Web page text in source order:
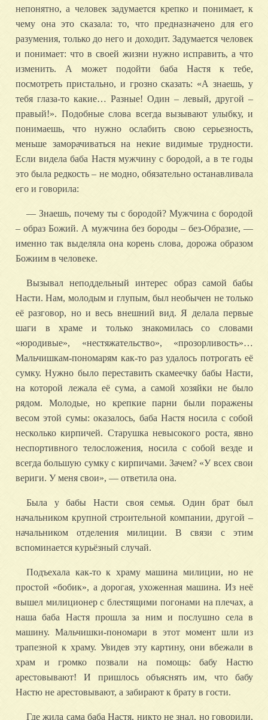
непонятно, а человек задумается крепко и понимает, к
чему она это сказала: то, что предназначено для его
разумения, только до него и доходит. Задумается человек
и понимает: что в своей жизни нужно исправить, а что
изменить. А может подойти баба Настя к тебе,
посмотреть пристально, и грозно сказать: «А знаешь, у
тебя глаза-то какие… Разные! Один – левый, другой –
правый!». Подобные слова всегда вызывают улыбку, и
понимаешь, что нужно ослабить свою серьезность,
меньше заморачиваться на некие видимые трудности.
Если видела баба Настя мужчину с бородой, а в те годы
это была редкость – не модно, обязательно останавливала
его и говорила:
— Знаешь, почему ты с бородой? Мужчина с бородой
– образ Божий. А мужчина без бороды – без-Образие, —
именно так выделяла она корень слова, дорожа образом
Божиим в человеке.
Вызывал неподдельный интерес образ самой бабы
Насти. Нам, молодым и глупым, был необычен не только
её разговор, но и весь внешний вид. Я делала первые
шаги в храме и только знакомилась со словами
«юродивые», «нестяжательство», «прозорливость»…
Мальчишкам-пономарям как-то раз удалось потрогать её
сумку. Нужно было переставить скамеечку бабы Насти,
на которой лежала её сума, а самой хозяйки не было
рядом. Молодые, но крепкие парни были поражены
весом этой сумы: оказалось, баба Настя носила с собой
несколько кирпичей. Старушка невысокого роста, явно
неспортивного телосложения, носила с собой везде и
всегда большую сумку с кирпичами. Зачем? «У всех свои
вериги. У меня свои», — ответила она.
Была у бабы Насти своя семья. Один брат был
начальником крупной строительной компании, другой –
начальником отделения милиции. В связи с этим
вспоминается курьёзный случай.
Подъехала как-то к храму машина милиции, но не
простой «бобик», а дорогая, ухоженная машина. Из неё
вышел милиционер с блестящими погонами на плечах, а
наша баба Настя прошла за ним и послушно села в
машину. Мальчишки-пономари в этот момент шли из
трапезной к храму. Увидев эту картину, они вбежали в
храм и громко позвали на помощь: бабу Настю
арестовывают! И пришлось объяснять им, что бабу
Настю не арестовывают, а забирают к брату в гости.
Где жила сама баба Настя, никто не знал, но говорили,